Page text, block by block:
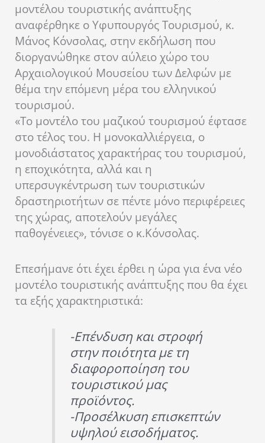
μοντέλου τουριστικής ανάπτυξης
αναφέρθηκε ο Υφυπουργός Τουρισμού, κ.
Μάνος Κόνσολας, στην εκδήλωση που
διοργανώθηκε στον αύλειο χώρο του
Αρχαιολογικού Μουσείου των Δελφών με
θέμα την επόμενη μέρα του ελληνικού
τουρισμού.
«Το μοντέλο του μαζικού τουρισμού έφτασε
στο τέλος του. Η μονοκαλλιέργεια, ο
μονοδιάστατος χαρακτήρας του τουρισμού,
η εποχικότητα, αλλά και η
υπερσυγκέντρωση των τουριστικών
δραστηριοτήτων σε πέντε μόνο περιφέρειες
της χώρας, αποτελούν μεγάλες
παθογένειες», τόνισε ο κ.Κόνσολας.
Επεσήμανε ότι έχει έρθει η ώρα για ένα νέο
μοντέλο τουριστικής ανάπτυξης που θα έχει
τα εξής χαρακτηριστικά:
-Επένδυση και στροφή
στην ποιότητα με τη
διαφοροποίηση του
τουριστικού μας
προϊόντος.
-Προσέλκυση επισκεπτών
υψηλού εισοδήματος.